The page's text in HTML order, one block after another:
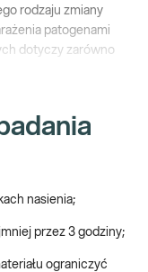
rodzaju zmiany
patogenami
dotyczy zarówno
gorączkę oraz
infekcjom
nasienia;
przez 3 godziny;
ograniczyć